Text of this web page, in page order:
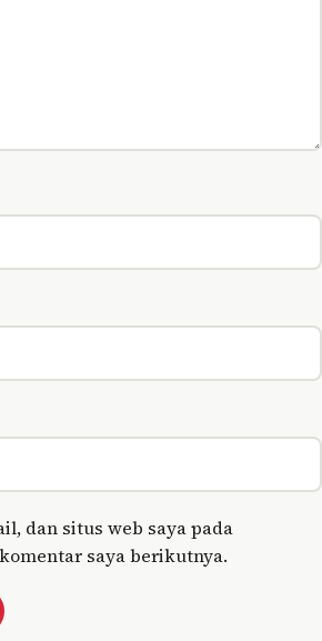
dan situs web saya pada
saya berikutnya.